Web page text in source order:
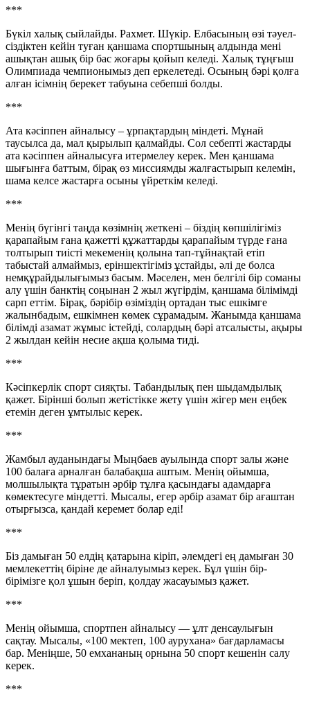
***
Бүкіл халық сыйлайды. Рах­­мет. Шүкір. Елбасының өзі тәуел­
сіз­діктен кейін туған қанша­ма спорт­шының алдында мені
ашық­тан ашық бір бас жоғары қойып келеді. Халық тұңғыш
Олим­пиада чемпионымыз деп ер­келе­теді. Осының бәрі қолға
алған ісімнің берекет табуына себепші болды.
***
Ата кәсіппен айналысу – ұрпақтардың міндеті. Мұнай
таусылса да, мал қырылып қалмайды. Сол себепті жастарды
ата кәсіппен айналысуға итермелеу керек. Мен қаншама
шығынға баттым, бірақ өз миссиямды жалғастырып келемін,
шама келсе жастарға осыны үйреткім келеді.
***
Менің бү­гінгі таңда көзімнің жеткені – біз­дің көпшілігіміз
қарапайым ға­на қажетті құжаттарды қара­пайым түрде ғана
толтырып тиісті мекеменің қолына тап-тұйнақтай етіп
табыстай алмаймыз, ерін­шектігіміз ұстайды, әлі де болса
немқұрайдылығымыз басым. Мәселен, мен белгілі бір соманы
алу үшін банктің соңынан 2 жыл жүгірдім, қаншама білімімді
сарп еттім. Бірақ, бәрібір өзіміздің ор­тадан тыс ешкімге
жалынбадым, ешкімнен көмек сұрамадым. Жанымда қаншама
білімді азамат жұмыс істейді, солардың бәрі атсалысты, ақыры
2 жылдан кейін несие ақша қолыма тиді.
***
Кәсіпкерлік спорт сияқты. Табандылық пен шыдамдылық
қажет. Бірінші болып жетістікке жету үшін жігер мен еңбек
етемін деген ұмтылыс керек.
***
Жамбыл ауданындағы Мыңбаев ауылында спорт залы және
100 балаға арналған балабақша аштым. Менің ойымша,
молшылықта тұратын әрбір тұлға қасындағы адамдарға
көмектесуге міндетті. Мысалы, егер әрбір азамат бір ағаштан
отырғызса, қандай керемет болар еді!
***
Біз дамыған 50 елдің қатарына кіріп, әлемдегі ең дамыған 30
мемлекеттің біріне де айналуымыз керек. Бұл үшін бір-
бірімізге қол ұшын беріп, қолдау жасауымыз қажет.
***
Менің ойымша, спортпен айналысу — ұлт денсаулығын
сақтау. Мысалы, «100 мектеп, 100 аурухана» бағдарламасы
бар. Меніңше, 50 емхананың орнына 50 спорт кешенін салу
керек.
***